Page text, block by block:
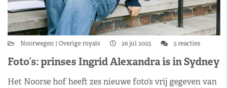
Noorwegen Overige royals 26 jul 2025 5 reacties
Foto’s: prinses Ingrid Alexandra is in Sydney
Het Noorse hof heeft zes nieuwe foto’s vrij gegeven van